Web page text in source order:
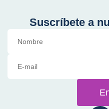
Suscríbete a